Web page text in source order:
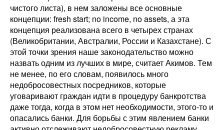
чистого листа), в нем заложены все основные
концепции: fresh start; no income, no assets, а эта
концепция реализована всего в четырех странах
(Великобритании, Австралии, России и Казахстане). С
этой точки зрения наше законодательство можно
назвать одним из лучших в мире, считает Акимов. Тем
не менее, по его словам, появилось много
недобросовестных посредников, которые
уговаривают граждан идти в процедуру банкротства
даже тогда, когда в этом нет необходимости, этого-то и
опасались банки. Для борьбы с этим явлением банки